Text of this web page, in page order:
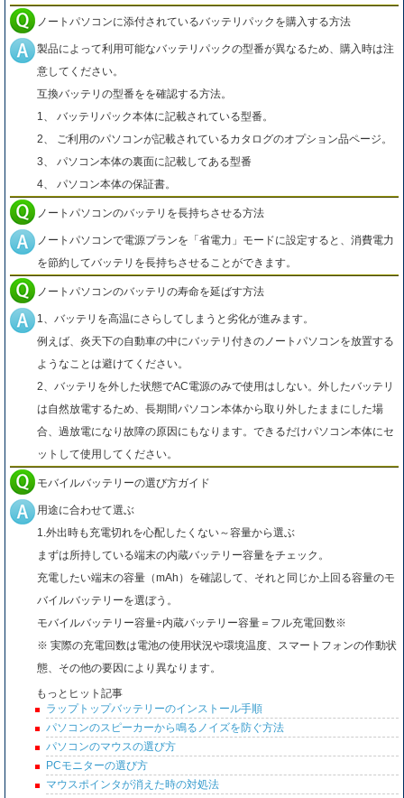
ノートパソコンに添付されているバッテリパックを購入する方法
製品によって利用可能なバッテリパックの型番が異なるため、購入時は注
意してください。
互換バッテリの型番をを確認する方法。
1、 バッテリパック本体に記載されている型番。
2、 ご利用のパソコンが記載されているカタログのオプション品ページ。
3、 パソコン本体の裏面に記載してある型番
4、 パソコン本体の保証書。
ノートパソコンのバッテリを長持ちさせる方法
ノートパソコンで電源プランを「省電力」モードに設定すると、消費電力
を節約してバッテリを長持ちさせることができます。
ノートパソコンのバッテリの寿命を延ばす方法
1、バッテリを高温にさらしてしまうと劣化が進みます。
例えば、炎天下の自動車の中にバッテリ付きのノートパソコンを放置する
ようなことは避けてください。
2、バッテリを外した状態でAC電源のみで使用はしない。外したバッテリ
は自然放電するため、長期間パソコン本体から取り外したままにした場
合、過放電になり故障の原因にもなります。できるだけパソコン本体にセ
ットして使用してください。
モバイルバッテリーの選び方ガイド
用途に合わせて選ぶ
1.外出時も充電切れを心配したくない～容量から選ぶ
まずは所持している端末の内蔵バッテリー容量をチェック。
充電したい端末の容量（mAh）を確認して、それと同じか上回る容量のモ
バイルバッテリーを選ぼう。
モバイルバッテリー容量÷内蔵バッテリー容量＝フル充電回数※
※ 実際の充電回数は電池の使用状況や環境温度、スマートフォンの作動状
態、その他の要因により異なります。
もっとヒット記事
ラップトップバッテリーのインストール手順
パソコンのスピーカーから鳴るノイズを防ぐ方法
パソコンのマウスの選び方
PCモニターの選び方
マウスポインタが消えた時の対処法